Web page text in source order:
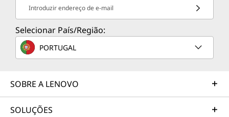
Introduzir endereço de e-mail
Selecionar País/Região:
PORTUGAL
SOBRE A LENOVO
SOLUÇÕES